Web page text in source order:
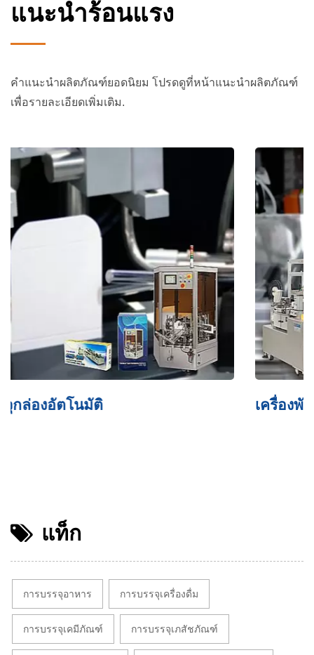
แนะนำร้อนแรง
คำแนะนำผลิตภัณฑ์ยอดนิยม โปรดดูที่หน้าแนะนำผลิตภัณฑ์
เพื่อรายละเอียดเพิ่มเติม.
เครื่องพันเทป PTP
แท็ก
การบรรจุอาหาร การบรรจุเครื่องดื่ม
การบรรจุเคมีภัณฑ์ การบรรจุเภสัชภัณฑ์